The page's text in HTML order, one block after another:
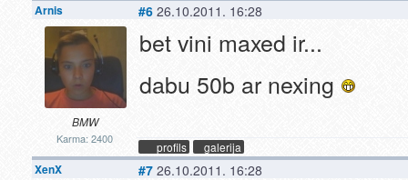
Arnis
BMW
Karma: 2400
#6 26.10.2011. 16:28
bet vini maxed ir...
dabu 50b ar nexing
profils galerija
XenX #7 26.10.2011. 16:28